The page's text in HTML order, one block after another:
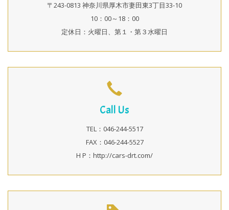
〒243-0813 神奈川県厚木市妻田東3丁目33-10
10：00～18：00
定休日：火曜日、第１・第３水曜日
Call Us
TEL：046-244-5517
FAX：046-244-5527
H P：http://cars-drt.com/